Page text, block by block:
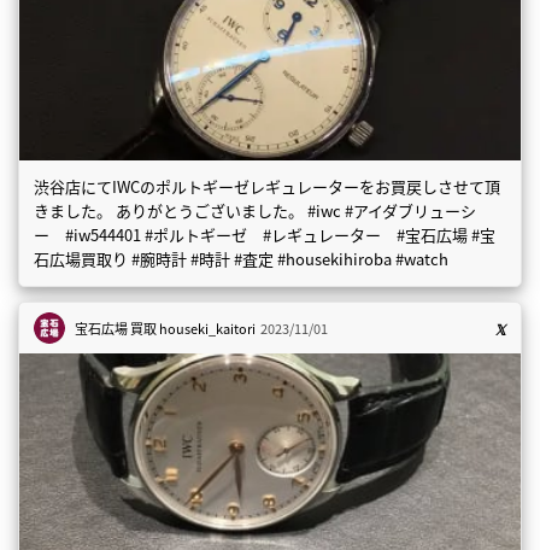
渋谷店にてIWCのポルトギーゼレギュレーターをお買戻しさせて頂
きました。 ありがとうございました。 #iwc #アイダブリューシ
ー #iw544401 #ポルトギーゼ #レギュレーター #宝石広場 #宝
石広場買取り #腕時計 #時計 #査定 #housekihiroba #watch
宝石広場 買取houseki_kaitori 2023/11/01